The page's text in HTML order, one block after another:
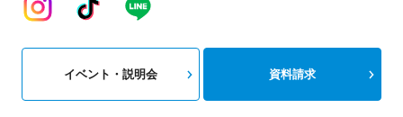
イベント・説明会 資料請求